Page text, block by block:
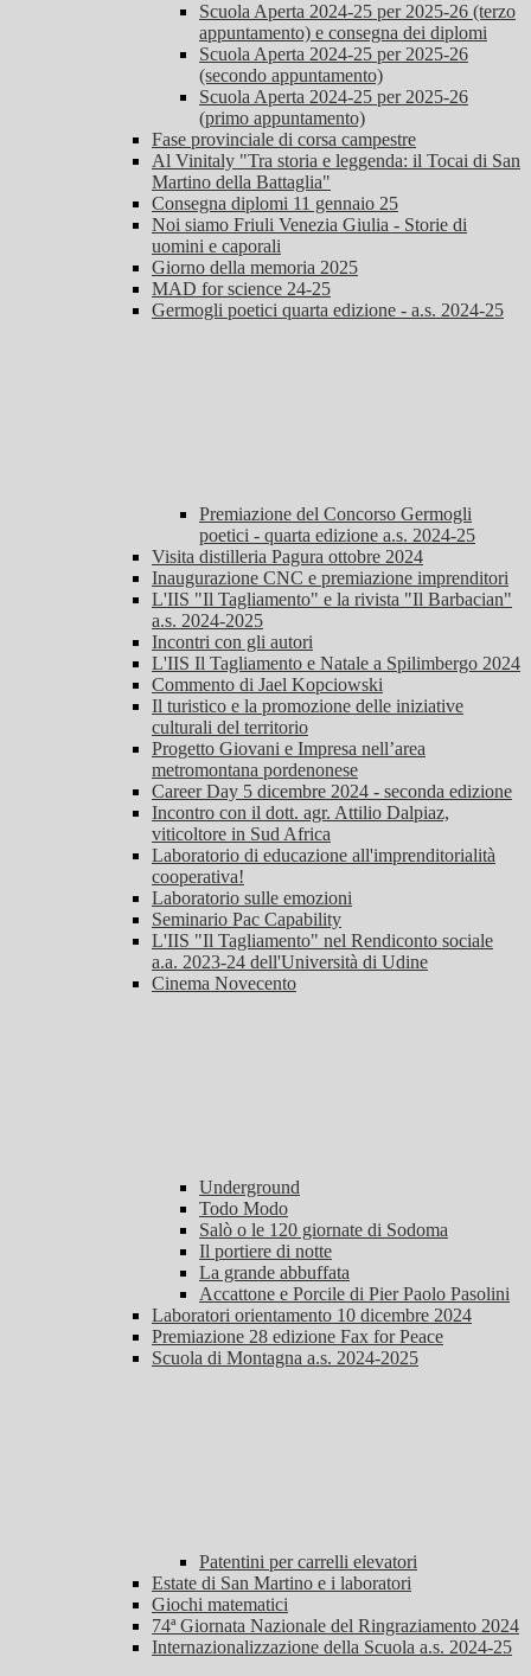
Scuola Aperta 2024-25 per 2025-26 (terzo
appuntamento) e consegna dei diplomi
Scuola Aperta 2024-25 per 2025-26
(secondo appuntamento)
Scuola Aperta 2024-25 per 2025-26
(primo appuntamento)
Fase provinciale di corsa campestre
Al Vinitaly "Tra storia e leggenda: il Tocai di San
Martino della Battaglia"
Consegna diplomi 11 gennaio 25
Noi siamo Friuli Venezia Giulia - Storie di
uomini e caporali
Giorno della memoria 2025
MAD for science 24-25
Germogli poetici quarta edizione - a.s. 2024-25
Premiazione del Concorso Germogli
poetici - quarta edizione a.s. 2024-25
Visita distilleria Pagura ottobre 2024
Inaugurazione CNC e premiazione imprenditori
L'IIS "Il Tagliamento" e la rivista "Il Barbacian"
a.s. 2024-2025
Incontri con gli autori
L'IIS Il Tagliamento e Natale a Spilimbergo 2024
Commento di Jael Kopciowski
Il turistico e la promozione delle iniziative
culturali del territorio
Progetto Giovani e Impresa nell’area
metromontana pordenonese
Career Day 5 dicembre 2024 - seconda edizione
Incontro con il dott. agr. Attilio Dalpiaz,
viticoltore in Sud Africa
Laboratorio di educazione all'imprenditorialità
cooperativa!
Laboratorio sulle emozioni
Seminario Pac Capability
L'IIS "Il Tagliamento" nel Rendiconto sociale
a.a. 2023-24 dell'Università di Udine
Cinema Novecento
Underground
Todo Modo
Salò o le 120 giornate di Sodoma
Il portiere di notte
La grande abbuffata
Accattone e Porcile di Pier Paolo Pasolini
Laboratori orientamento 10 dicembre 2024
Premiazione 28 edizione Fax for Peace
Scuola di Montagna a.s. 2024-2025
Patentini per carrelli elevatori
Estate di San Martino e i laboratori
Giochi matematici
74ª Giornata Nazionale del Ringraziamento 2024
Internazionalizzazione della Scuola a.s. 2024-25